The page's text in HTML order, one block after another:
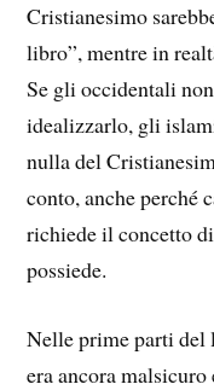
Cristianesimo
libro”, mentre in
Se gli occidentali
idealizzarlo, gli
nulla del
conto, anche perché
richiede il concetto
possiede.
Nelle prime parti del
era ancora